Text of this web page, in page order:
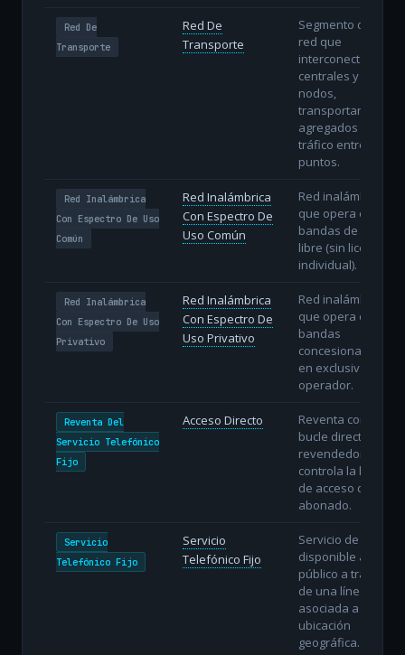
Red De
Transporte
Red De
Transporte
Segmento de
red que
interconecta
centrales y
nodos,
transportando
agregados de
tráfico entre
puntos.
Red Inalámbrica
Con Espectro De Uso
Común
Red Inalámbrica
Con Espectro De
Uso Común
Red inalámbrica
que opera en
bandas de uso
libre (sin licencia
individual).
Red Inalámbrica
Con Espectro De Uso
Privativo
Red Inalámbrica
Con Espectro De
Uso Privativo
Red inalámbrica
que opera en
bandas
concesionadas
en exclusiva al
operador.
Reventa Del
Servicio Telefónico
Fijo
Acceso Directo
Reventa con
bucle directo: el
revendedor
controla la línea
de acceso del
abonado.
Servicio
Telefónico Fijo
Servicio
Telefónico Fijo
Servicio de voz
disponible al
público a través
de una línea fija
asociada a una
ubicación
geográfica.